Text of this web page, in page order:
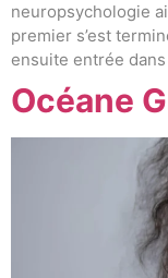
neuropsychologie
premier s’est
ensuite entrée
Océane